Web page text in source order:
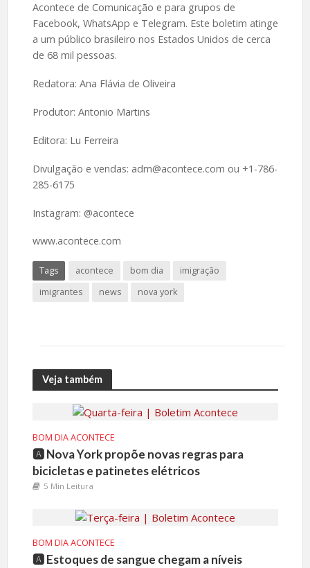
Acontece de Comunicação e para grupos de
Facebook, WhatsApp e Telegram. Este boletim atinge
a um público brasileiro nos Estados Unidos de cerca
de 68 mil pessoas.
Redatora: Ana Flávia de Oliveira
Produtor: Antonio Martins
Editora: Lu Ferreira
Divulgação e vendas: adm@acontece.com ou +1-786-
285-6175
Instagram: @acontece
www.acontece.com
Tags acontece bom dia
imigração
imigrantes
news nova york
Veja também
BOM DIA ACONTECE
🅰️ Nova York propõe novas regras para
bicicletas e patinetes elétricos
5 Min Leitura
BOM DIA ACONTECE
🅰️ Estoques de sangue chegam a níveis